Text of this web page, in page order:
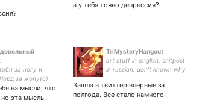
а у тебя точно депрессия?
за ногу и
за жопу(с)
est. 1994
на мысли, что
эта мысль
TriMysteryHangout
art stuff in english. shitpost
in russian. don't known why
Зашла в твиттер впервые за
полгода. Все стало намного